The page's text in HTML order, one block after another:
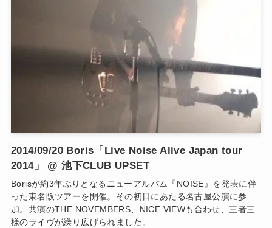
2014/09/20 Boris「Live Noise Alive Japan tour
2014」 @ 池下CLUB UPSET
Borisが約3年ぶりとなるニューアルバム『NOISE』を発表に伴
った東名阪ツアーを開催。その初日にあたる名古屋公演に参
加。共演のTHE NOVEMBERS、NICE VIEWも合わせ、三者三
様のライヴが繰り広げられました。